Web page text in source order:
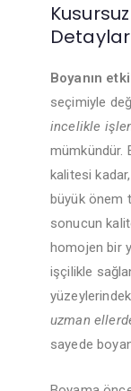
Boyanın
seçimiyle
incelikle
mümkündür.
kalitesi
büyük önem
sonucun
homojen bir
işçilikle
uzman
sayede